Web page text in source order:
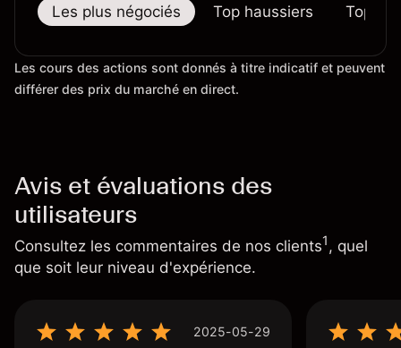
Les plus négociés Top haussiers Top
Les cours des actions sont donnés à titre indicatif et peuvent
différer des prix du marché en direct.
Avis et évaluations des
utilisateurs
Consultez les commentaires de nos clients1, quel
que soit leur niveau d'expérience.
2025-05-29